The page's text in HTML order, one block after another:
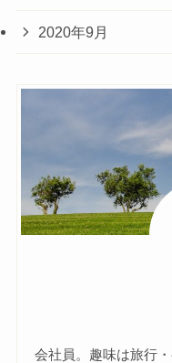
2020年9月
会社員。趣味は旅行